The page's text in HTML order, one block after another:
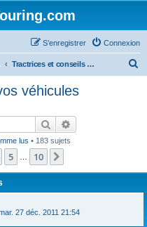
Connexion
S’enregistrer
Tractrices et conseils sur vos véhicules
véhicules
Rechercher
lus • 183 sujets
5 10
27 déc. 2011 21:54